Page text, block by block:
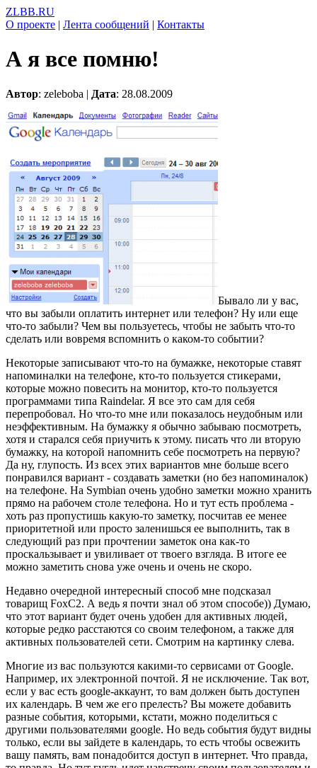
ZLBB.RU
О проекте | Лента сообщений | Контакты
А я все помню!
Автор: zeleboba | Дата: 28.08.2009
Бывало ли у вас,
что вы забыли оплатить интернет или телефон? Ну или еще
что-то забыли? Чем вы пользуетесь, чтобы не забыть что-то
сделать или вовремя вспомнить о каком-то событии?
Некоторые записывают что-то на бумажке, некоторые ставят
напоминалки на телефоне, кто-то пользуется стикерами,
которые можно повесить на монитор, кто-то пользуется
программами типа Raindelar. Я все это сам для себя
перепробовал. Но что-то мне или показалось неудобным или
неэффективным. На бумажку я обычно забываю посмотреть,
хотя и старался себя приучить к этому. писать что ли вторую
бумажку, на которой напомнить себе посмотреть на первую?
Да ну, глупость. Из всех этих вариантов мне больше всего
понравился вариант - создавать заметки (но без напоминалок)
на телефоне. На Symbian очень удобно заметки можно хранить
прямо на рабочем столе телефона. Но и тут есть проблема -
хоть раз пропустишь какую-то заметку, посчитав ее менее
приоритетной или просто заленишься ее выполнить, так в
следующий раз при прочтении заметок она как-то
проскальзывает и увиливает от твоего взгляда. В итоге ее
можно заметить снова уже очень и очень не скоро.
Недавно очередной интересный способ мне подсказал
товарищ FoxC2. А ведь я почти знал об этом способе)) Думаю,
что этот вариант будет очень удобен для активных людей,
которые редко расстаются со своим телефоном, а также для
активных пользователей сети. Смотрим на картинку слева.
Многие из вас пользуются какими-то сервисами от Google.
Например, их электронной почтой. Я не исключение. Так вот,
если у вас есть google-аккаунт, то вам должен быть доступен
их календарь. В чем же его прелесть? Вы можете добавить
разные события, которыми, кстати, можно поделиться с
другими пользователями google. Но ведь события будут видны
только, если вы зайдете в календарь, то есть чтобы освежить
вашу память, вам понадобится доступ в интернет. Что правда,